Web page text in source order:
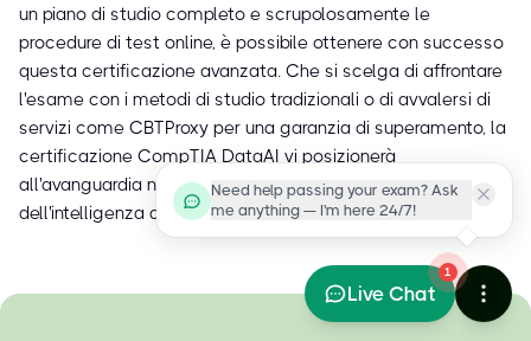
un piano di studio completo e scrupolosamente le
procedure di test online, è possibile ottenere con successo
questa certificazione avanzata. Che si scelga di affrontare
l'esame con i metodi di studio tradizionali o di avvalersi di
servizi come CBTProxy per una garanzia di superamento, la
certificazione CompTIA DataAI vi posizionerà
all'avanguardia nel settore della data science e
dell'intelligenza artificiale.
Need help passing your exam? Ask
me anything — I'm here 24/7!
1
Live Chat